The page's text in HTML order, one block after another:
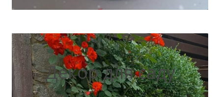
Декор для саду